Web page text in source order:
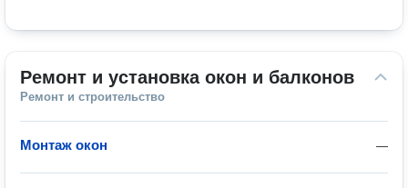
Ремонт и установка окон и балконов
Ремонт и строительство
—
Монтаж окон